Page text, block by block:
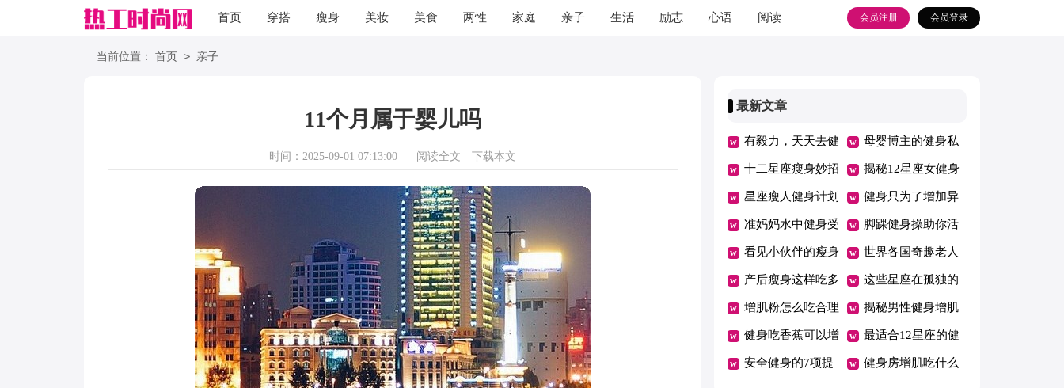
首页 穿搭 瘦身 美妆 美食 两性 家庭 亲子 生活 励志 心语 阅读
职场
会员登录
会员注册
当前位置： 首页 > 亲子
11个月属于婴儿吗
时间：2025-09-01 07:13:00 阅读全文 下载本文
最新文章
有毅力，天天去健
身房打卡健身的星
座
母婴博主的健身私
教
十二星座瘦身妙招
大公开
揭秘12星座女健身
常见目的
星座瘦人健身计划
怎么制定
健身只为了增加异
性缘的星座
准妈妈水中健身受
益多
脚踝健身操助你活
到百岁
看见小伙伴的瘦身
过程，下决心却也
瘦不下的摩羯座
世界各国奇趣老人
健身法
产后瘦身这样吃多
蒸煮少放油
这些星座在孤独的
时候选择健身
增肌粉怎么吃合理
又健身
揭秘男性健身增肌
秘密
健身吃香蕉可以增
肌吗
最适合12星座的健
身减压操
安全健身的7项提 健身房增肌吃什么